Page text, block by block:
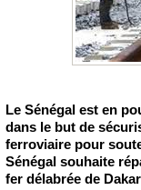
Le Sénégal est en
dans le but de
ferroviaire pour
Sénégal souhaite
fer délabrée de